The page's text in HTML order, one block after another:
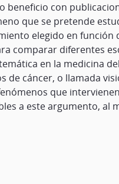
con
que se pretende
elegido en
comparar diferentes
en la medicina
cáncer, o llamada
que
a este argumento,